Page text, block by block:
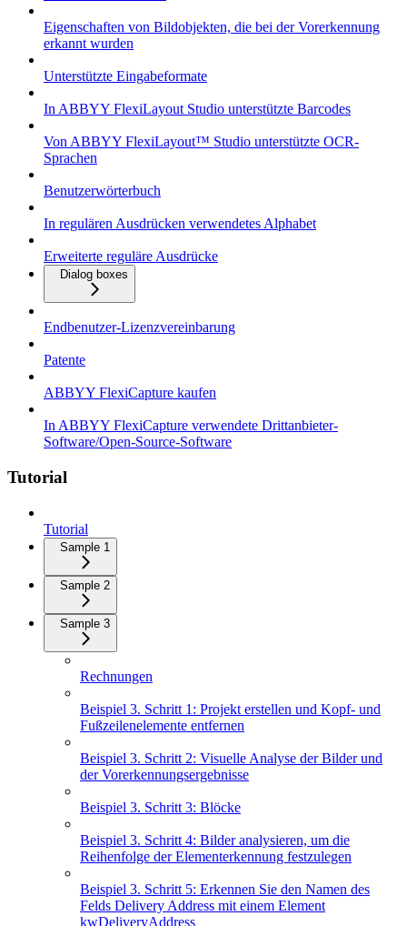
Eigenschaften von Bildobjekten, die bei der Vorerkennung
erkannt wurden
Unterstützte Eingabeformate
In ABBYY FlexiLayout Studio unterstützte Barcodes
Von ABBYY FlexiLayout™ Studio unterstützte OCR-
Sprachen
Benutzerwörterbuch
In regulären Ausdrücken verwendetes Alphabet
Erweiterte reguläre Ausdrücke
Dialog boxes
Endbenutzer-Lizenzvereinbarung
Patente
ABBYY FlexiCapture kaufen
In ABBYY FlexiCapture verwendete Drittanbieter-
Software/Open-Source-Software
Tutorial
Tutorial
Sample 1
Sample 2
Sample 3
Rechnungen
Beispiel 3. Schritt 1: Projekt erstellen und Kopf- und
Fußzeilenelemente entfernen
Beispiel 3. Schritt 2: Visuelle Analyse der Bilder und
der Vorerkennungsergebnisse
Beispiel 3. Schritt 3: Blöcke
Beispiel 3. Schritt 4: Bilder analysieren, um die
Reihenfolge der Elementerkennung festzulegen
Beispiel 3. Schritt 5: Erkennen Sie den Namen des
Felds Delivery Address mit einem Element
kwDeliveryAddress